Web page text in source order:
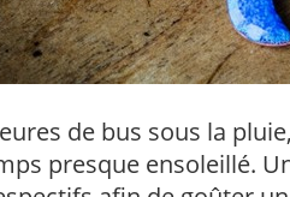
de bus sous la
presque ensoleillé.